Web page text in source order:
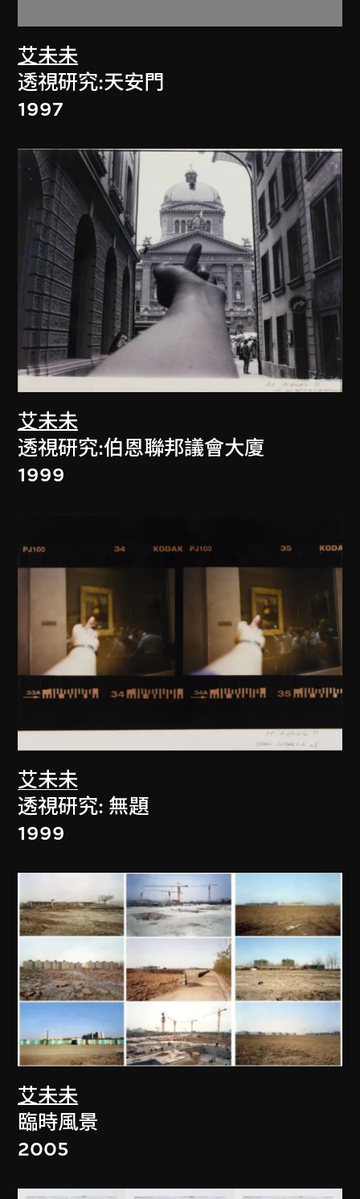
艾未未
透視研究:天安門
1997
艾未未
透視研究:伯恩聯邦議會大廈
1999
艾未未
透視研究: 無題
1999
艾未未
臨時風景
2005